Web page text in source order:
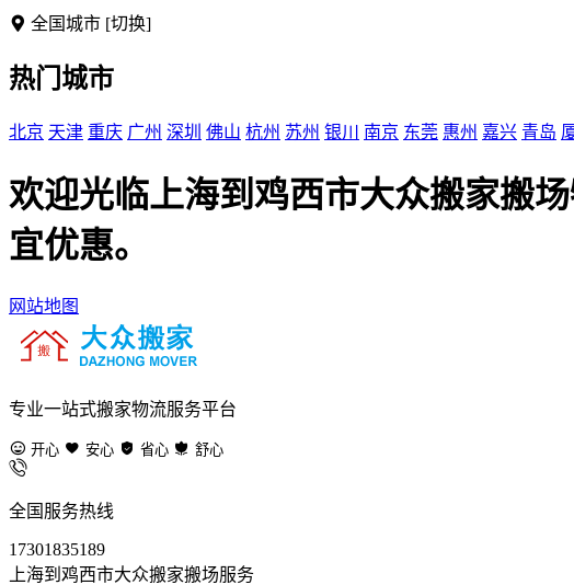
全国城市 [切换]
热门城市
北京 天津 重庆 广州 深圳 佛山 杭州 苏州 银川 南京 东莞 惠州 嘉兴 青岛
欢迎光临上海到鸡西市大众搬家搬
宜优惠。
网站地图
专业一站式搬家物流服务平台
开心 安心 省心 舒心
全国服务热线
17301835189
上海到鸡西市大众搬家搬场服务